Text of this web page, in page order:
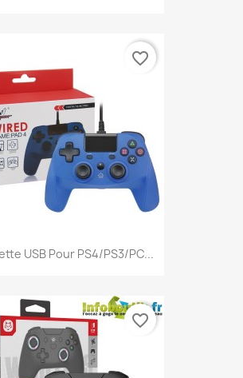
USB Pour PS4/PS3/PC...
favorite_border
favorite_border